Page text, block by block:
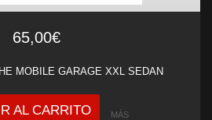
65,00€
MOBILE GARAGE XXL SEDAN
AL CARRITO MÁS